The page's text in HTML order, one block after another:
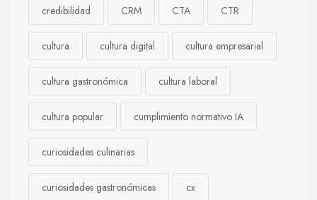
credibilidad CRM CTA CTR
cultura cultura digital cultura empresarial
cultura gastronómica cultura laboral
cultura popular cumplimiento normativo IA
curiosidades culinarias
curiosidades gastronómicas cx